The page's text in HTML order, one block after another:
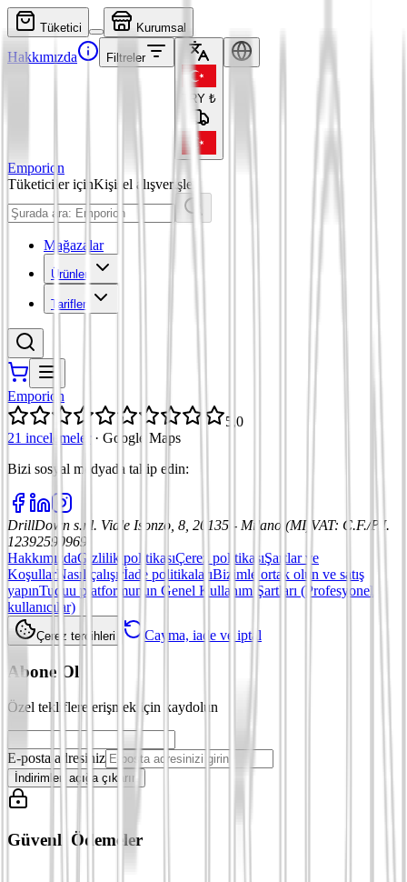
Tüketici Kurumsal
Hakkımızda Filtreler
TRY ₺
Emporion
Tüketiciler içinKişisel alışverişler
Mağazalar
Ürünler
Tarifler
Emporion
5,0
21 incelemeler
· Google Maps
Bizi sosyal medyada takip edin:
DrillDown s.r.l. Viale Isonzo, 8, 20135 - Milano (MI) VAT: C.F./P.I.
12392590969
HakkımızdaGizlilik politikasıÇerez politikasıŞartlar ve
KoşullarNasıl çalışırİade politikalarıBizimle ortak olun ve satış
yapınTuduu platformunun Genel Kullanım Şartları (Profesyonel
kullanıcılar)
Çerez tercihleri Cayma, iade ve iptal
Abone Ol
Özel tekliflere erişmek için kaydolun
E-posta adresiniz
İndirimleri açığa çıkarın
Güvenli Ödemeler